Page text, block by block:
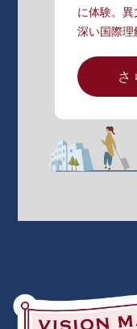
に体験。異
深い国際理